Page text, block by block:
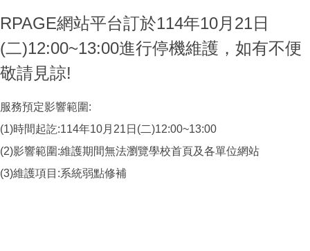
RPAGE網站平台訂於114年10月21日
(二)12:00~13:00進行停機維護，如有不便
敬請見諒!
服務預定影響範圍:
(1)時間起訖:114年10月21日(二)12:00~13:00
(2)影響範圍:維護期間無法瀏覽學校首頁及各單位網站
(3)維護項目:系統弱點修補